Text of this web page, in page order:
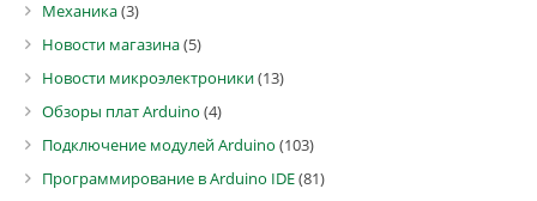
Механика(3)
Новости магазина(5)
Новости микроэлектроники(13)
Обзоры плат Arduino (4)
Подключение модулей Arduino (103)
Программирование в Arduino IDE(81)